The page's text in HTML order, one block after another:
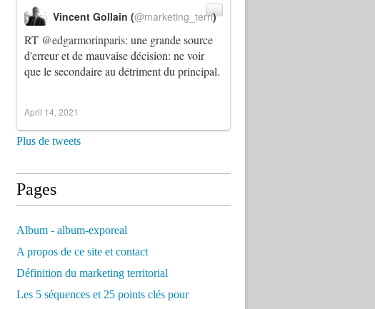
RT @edgarmorinparis: une grande source
d'erreur et de mauvaise décision: ne voir
que le secondaire au détriment du principal.
Vincent Gollain (@marketing_terri)
April 14, 2021
Plus de tweets
Pages
Album - album-exporeal
A propos de ce site et contact
Définition du marketing territorial
Les 5 séquences et 25 points clés pour